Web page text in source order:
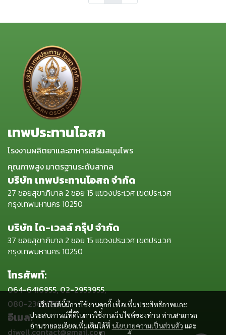
เว็บไซต์นี้มีการใช้งานคุกกี้ เพื่อเพิ่มประสิทธิภาพและ
ประสบการณ์ที่ดีในการใช้งานเว็บไซต์ของท่าน ท่านสามารถ
อ่านรายละเอียดเพิ่มเติมได้ที่ นโยบายความเป็นส่วนตัว และ
เทพประทานโอสภ
โรงงานผลิตยาและอาหารเสริมสมุนไพร
คุณภาพสูง มาตรฐานระดับสากล
บริษัท เทพประทานโอสถ จำกัด
27 ซอยสุขาภิบาล 2 ซอย 15 แขวงประเวศ เขตประเวศ
กรุงเทพมหานคร 10250
บริษัท ได-เวลล์ กรุ๊ป จำกัด
37 ซอยสุขาภิบาล 2 ซอย 15 แขวงประเวศ เขตประเวศ
กรุงเทพมหานคร 10250
โทรศัพท์:
064-6416955, 02-2953955,
080-2366555
อีเมล:
diwell.contact@gmail.com